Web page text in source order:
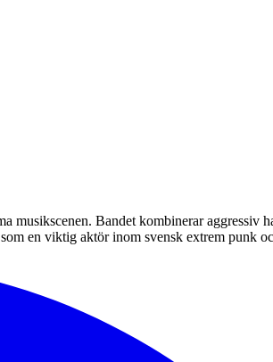
musikscenen. Bandet kombinerar aggressiv
en viktig aktör inom svensk extrem punk